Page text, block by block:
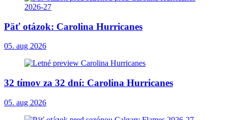
Päť otázok: Carolina Hurricanes
05. aug 2026
32 tímov za 32 dní: Carolina Hurricanes
05. aug 2026